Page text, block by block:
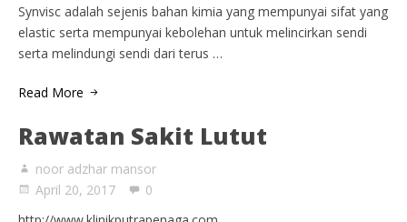
Synvisc adalah sejenis bahan kimia yang mempunyai sifat yang
elastic serta mempunyai kebolehan untuk melincirkan sendi
serta melindungi sendi dari terus …
Read More
Rawatan Sakit Lutut
noor adzhar mansor
April 20, 2017
0